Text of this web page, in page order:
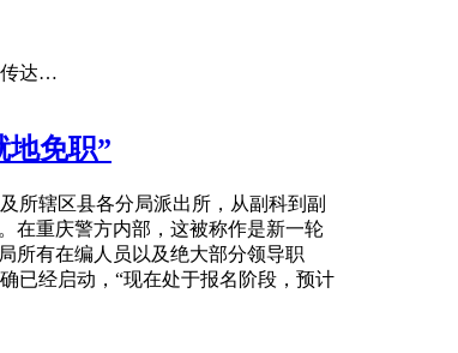
传达…
地免职”
所辖区县各分局派出所，从副科到副
在重庆警方内部，这被称作是新一轮
所有在编人员以及绝大部分领导职
已经启动，“现在处于报名阶段，预计